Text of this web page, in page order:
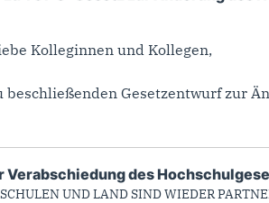
Kolleginnen und Kollegen,
Gesetzentwurf zur
Verabschiedung des
UND LAND SIND WIEDER